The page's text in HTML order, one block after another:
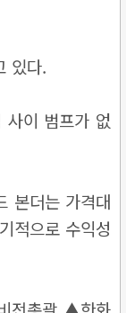
있다.
이 범프가 없
본더는 가격대
적으로 수익성